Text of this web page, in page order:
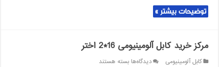
توضیحات بیشتر »
مرکز خرید کابل آلومینیومی 16*2 اختر
کابل آلومینیومی دیدگاه‌هابرای
بسته هستند